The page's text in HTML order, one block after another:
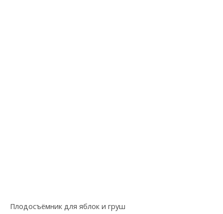
Плодосъёмник для яблок и груш